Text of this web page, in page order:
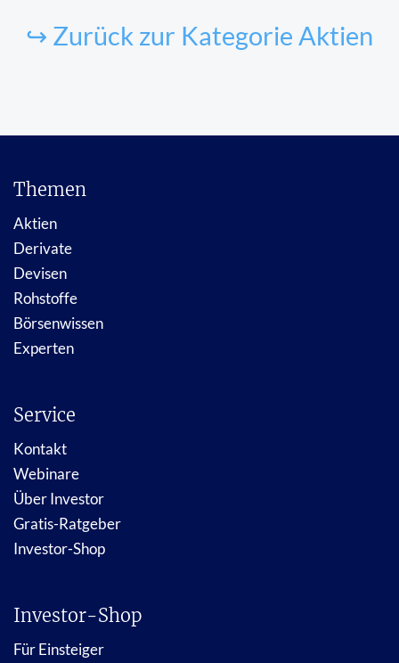
↪ Zurück zur Kategorie Aktien
Themen
Aktien
Derivate
Devisen
Rohstoffe
Börsenwissen
Experten
Service
Kontakt
Webinare
Über Investor
Gratis-Ratgeber
Investor-Shop
Investor-Shop
Für Einsteiger